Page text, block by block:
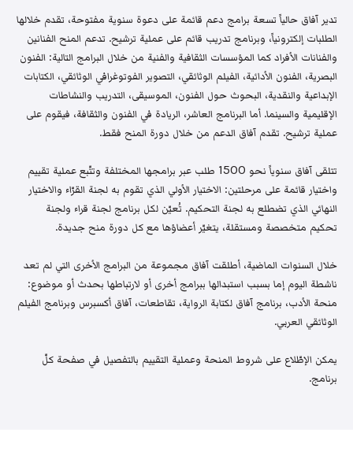
تدير آفاق حالياً تسعة برامج دعم قائمة على دعوة سنوية مفتوحة، تقدم خلالها
الطلبات إلكترونياً، وبرنامج تدريب قائم على عملية ترشيح. تدعم المنح الفنانين
والفنانات الأفراد كما المؤسسات الثقافية والفنية من خلال البرامج التالية: الفنون
البصرية، الفنون الأدائية، الفيلم الوثائقي، التصوير الفوتوغرافي الوثائقي، الكتابات
الإبداعية والنقدية، البحوث حول الفنون، الموسيقى، التدريب والنشاطات
الإقليمية والسينما. أما البرنامج العاشر، الريادة في الفنون والثقافة، فيقوم على
عملية ترشيح. تقدم آفاق الدعم من خلال دورة المنح فقط.
تتلقى آفاق سنوياً نحو 1500 طلب عبر برامجها المختلفة وتتّبع عملية تقييم
واختيار قائمة على مرحلتين: الاختيار الأولي الذي تقوم به لجنة القرّاء والاختيار
النهائي الذي تضطلع به لجنة التحكيم. تُعيّن لكل برنامج لجنة قراء ولجنة
تحكيم متخصصة ومستقلة، يتغيّر أعضاؤها مع كل دورة منح جديدة.
خلال السنوات الماضية، أطلقت آفاق مجموعة من البرامج الأخرى التي لم تعد
ناشطة اليوم إما بسبب استبدالها ببرامج أخرى أو لارتباطها بحدث أو موضوع:
منحة الأدب، برنامج آفاق لكتابة الرواية، تقاطعات، آفاق أكسبرس وبرنامج الفيلم
الوثائقي العربي.
يمكن الإطّلاع على شروط المنحة وعملية التقييم بالتفصيل في صفحة كلّ
برنامج.